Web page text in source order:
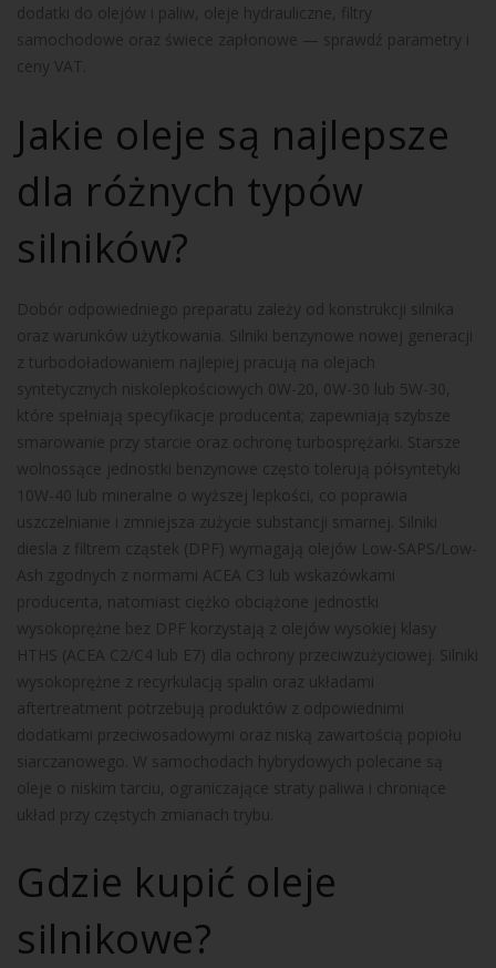
dodatki do olejów i paliw, oleje hydrauliczne, filtry
samochodowe oraz świece zapłonowe — sprawdź parametry i
ceny VAT.
Jakie oleje są najlepsze
dla różnych typów
silników?
Dobór odpowiedniego preparatu zależy od konstrukcji silnika
oraz warunków użytkowania. Silniki benzynowe nowej generacji
z turbodoładowaniem najlepiej pracują na olejach
syntetycznych niskolepkościowych 0W-20, 0W-30 lub 5W-30,
które spełniają specyfikacje producenta; zapewniają szybsze
smarowanie przy starcie oraz ochronę turbosprężarki. Starsze
wolnossące jednostki benzynowe często tolerują półsyntetyki
10W-40 lub mineralne o wyższej lepkości, co poprawia
uszczelnianie i zmniejsza zużycie substancji smarnej. Silniki
diesla z filtrem cząstek (DPF) wymagają olejów Low-SAPS/Low-
Ash zgodnych z normami ACEA C3 lub wskazówkami
producenta, natomiast ciężko obciążone jednostki
wysokoprężne bez DPF korzystają z olejów wysokiej klasy
HTHS (ACEA C2/C4 lub E7) dla ochrony przeciwzużyciowej. Silniki
wysokoprężne z recyrkulacją spalin oraz układami
aftertreatment potrzebują produktów z odpowiednimi
dodatkami przeciwosadowymi oraz niską zawartością popiołu
siarczanowego. W samochodach hybrydowych polecane są
oleje o niskim tarciu, ograniczające straty paliwa i chroniące
układ przy częstych zmianach trybu.
Gdzie kupić oleje
silnikowe?